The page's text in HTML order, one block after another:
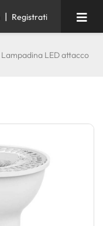
| Registrati
Lampadina LED attacco